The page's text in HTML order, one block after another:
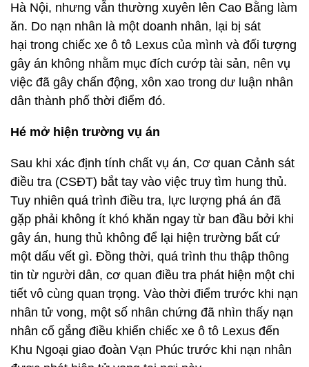
Hà Nội, nhưng vẫn thường xuyên lên Cao Bằng làm
ăn. Do nạn nhân là một doanh nhân, lại bị sát
hại trong chiếc xe ô tô Lexus của mình và đối tượng
gây án không nhằm mục đích cướp tài sản, nên vụ
việc đã gây chấn động, xôn xao trong dư luận nhân
dân thành phố thời điểm đó.
Hé mở hiện trường vụ án
Sau khi xác định tính chất vụ án, Cơ quan Cảnh sát
điều tra (CSĐT) bắt tay vào việc truy tìm hung thủ.
Tuy nhiên quá trình điều tra, lực lượng phá án đã
gặp phải không ít khó khăn ngay từ ban đầu bởi khi
gây án, hung thủ không để lại hiện trường bất cứ
một dấu vết gì. Đồng thời, quá trình thu thập thông
tin từ người dân, cơ quan điều tra phát hiện một chi
tiết vô cùng quan trọng. Vào thời điểm trước khi nạn
nhân tử vong, một số nhân chứng đã nhìn thấy nạn
nhân cố gắng điều khiển chiếc xe ô tô Lexus đến
Khu Ngoại giao đoàn Vạn Phúc trước khi nạn nhân